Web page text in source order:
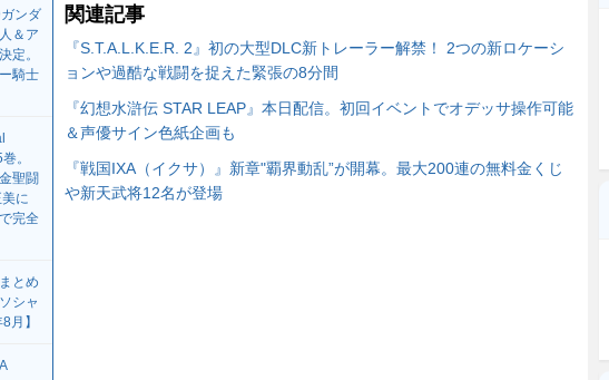
関連記事
『S.T.A.L.K.E.R. 2』初の大型DLC新トレーラー解禁！ 2つの新ロケーシ
ョンや過酷な戦闘を捉えた緊張の8分間
『幻想水滸伝 STAR LEAP』本日配信。初回イベントでオデッサ操作可能
＆声優サイン色紙企画も
『戦国IXA（イクサ）』新章"覇界動乱”が開幕。最大200連の無料金くじ
や新天武将12名が登場
ガンダ
＆ア
定。
騎士
。
聖闘
に
完全
とめ
シャ
月】